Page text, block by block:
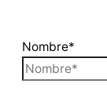
Nombre*